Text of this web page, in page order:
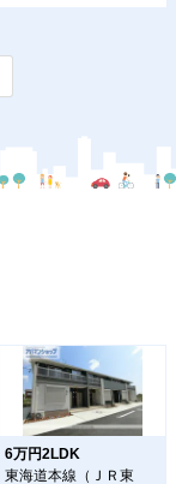
6万円2LDK
東海道本線（ＪＲ東